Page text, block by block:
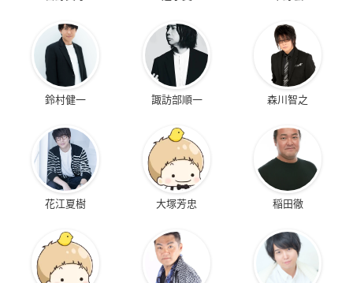
鈴村健一 諏訪部順一 森川智之
花江夏樹 大塚芳忠 稲田徹